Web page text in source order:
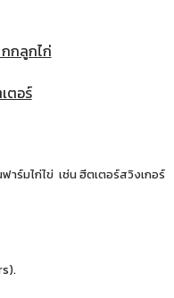
กลูกไก่
ตอร์
าร์มไก่ไข่ เช่น ฮีตเตอร์สวิงเกอร์